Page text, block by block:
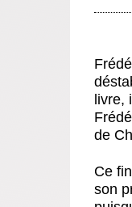
livre,
de
Ce
son